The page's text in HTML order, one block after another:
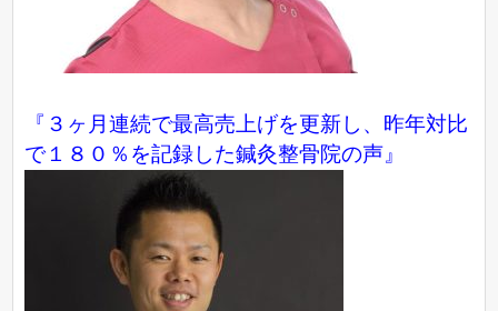
『３ヶ月連続で最高売上げを更新し、昨年対比
で１８０％を記録した鍼灸整骨院の声』